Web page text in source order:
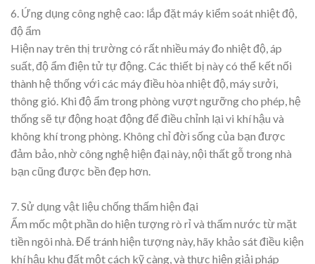
6. Ứng dụng công nghệ cao: lắp đặt máy kiểm soát nhiệt độ,
độ ẩm
Hiện nay trên thị trường có rất nhiều máy đo nhiệt độ, áp
suất, độ ẩm điện tử tự động. Các thiết bị này có thể kết nối
thành hệ thống với các máy điều hòa nhiệt độ, máy sưởi,
thông gió. Khi độ ẩm trong phòng vượt ngưỡng cho phép, hệ
thống sẽ tự động hoạt động để điều chỉnh lại vi khí hậu và
không khí trong phòng. Không chỉ đời sống của bạn được
đảm bảo, nhờ công nghệ hiện đại này, nội thất gỗ trong nhà
bạn cũng được bền đẹp hơn.
7. Sử dụng vật liệu chống thấm hiện đại
Ẩm mốc một phần do hiện tượng rò rỉ và thấm nước từ mặt
tiền ngôi nhà. Để tránh hiện tượng này, hãy khảo sát điều kiện
khí hậu khu đất một cách kỹ càng, và thực hiện giải pháp